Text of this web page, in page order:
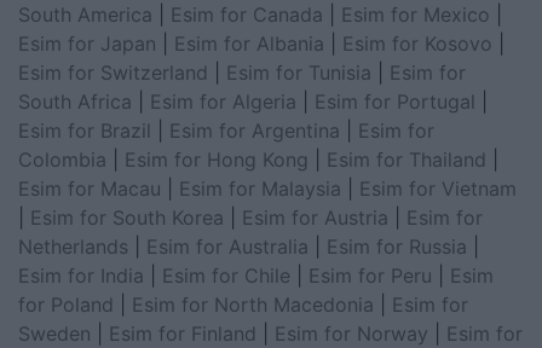
South America
Esim for Canada Esim for Mexico
Esim for Japan
Esim for Albania Esim for Kosovo
Esim for Switzerland
Esim for Tunisia
Esim for
South Africa
Esim for Algeria Esim for Portugal
Esim for Brazil
Esim for Argentina
Esim for
Colombia
Esim for Hong Kong Esim for Thailand
Esim for Macau
Esim for Malaysia
Esim for Vietnam
Esim for South Korea Esim for Austria
Esim for
Netherlands
Esim for Australia Esim for Russia
Esim for India
Esim for Chile Esim for Peru
Esim
for Poland
Esim for North Macedonia
Esim for
Sweden
Esim for Finland Esim for Norway
Esim for